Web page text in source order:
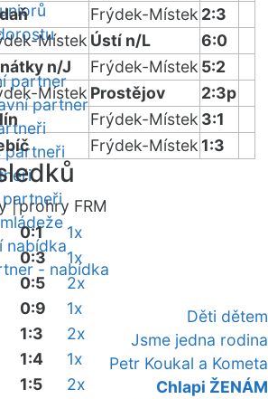
partner
partner
partneři
partneři
nabídka
- nabídka
Děti dětem
Jsme jedna rodina
Petr Koukal a Kometa
Chlapi ŽENÁM
Frýdek-Místek 2:3
Místek Ústí n/L
6:0
n/J Frýdek-Místek 5:2
Místek Prostějov
2:3p
Frýdek-Místek 3:1
Frýdek-Místek 1:3
|prohry FRM
0:1
1x
0:3
1x
0:5
2x
0:9
1x
1:3
2x
1:4
1x
1:5
2x